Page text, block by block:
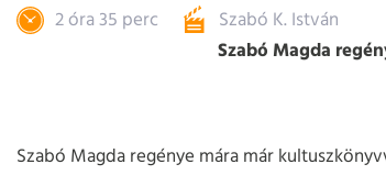
2 óra 35 perc
Szabó K. István
Szabó Magda
Szabó Magda regénye mára már